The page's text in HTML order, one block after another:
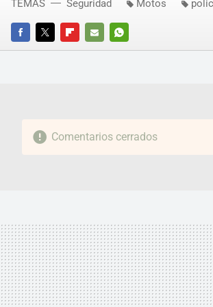
FACEBOOKTWITTERFLIPBOARD
E-
WHATSAPP
TEMAS Seguridad Motos
Comentarios cerrados